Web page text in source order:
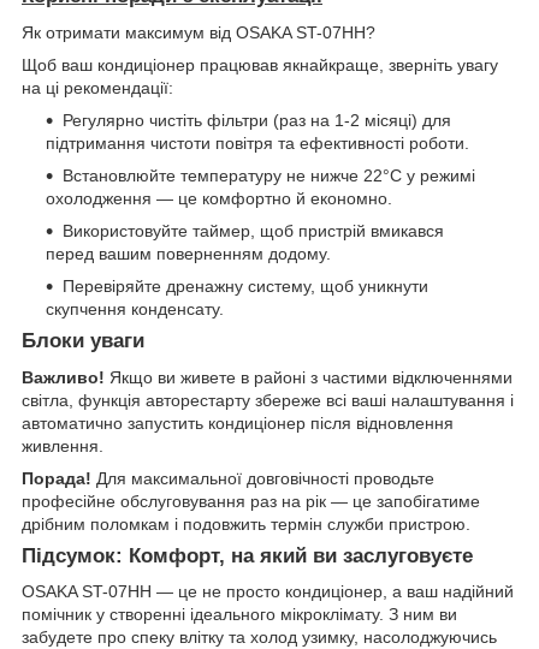
Як отримати максимум від OSAKA ST-07HH?
Щоб ваш кондиціонер працював якнайкраще, зверніть увагу
на ці рекомендації:
Регулярно чистіть фільтри (раз на 1-2 місяці) для
підтримання чистоти повітря та ефективності роботи.
Встановлюйте температуру не нижче 22°C у режимі
охолодження — це комфортно й економно.
Використовуйте таймер, щоб пристрій вмикався
перед вашим поверненням додому.
Перевіряйте дренажну систему, щоб уникнути
скупчення конденсату.
Блоки уваги
Важливо! Якщо ви живете в районі з частими відключеннями
світла, функція авторестарту збереже всі ваші налаштування і
автоматично запустить кондиціонер після відновлення
живлення.
Порада! Для максимальної довговічності проводьте
професійне обслуговування раз на рік — це запобігатиме
дрібним поломкам і подовжить термін служби пристрою.
Підсумок: Комфорт, на який ви заслуговуєте
OSAKA ST-07HH — це не просто кондиціонер, а ваш надійний
помічник у створенні ідеального мікроклімату. З ним ви
забудете про спеку влітку та холод узимку, насолоджуючись